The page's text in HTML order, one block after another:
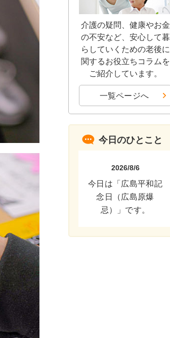
介護の疑問、健康やお金
の不安など、安心して暮
らしていくための老後に
関するお役立ちコラムを
ご紹介しています。
一覧ページへ
今日のひとこと
2026/8/6
今日は「広島平和記
念日（広島原爆
忌）」です。